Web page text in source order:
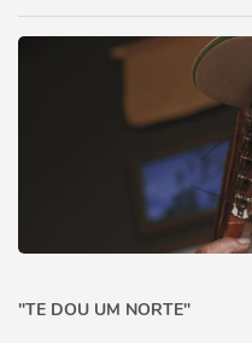
"TE DOU UM NORTE"